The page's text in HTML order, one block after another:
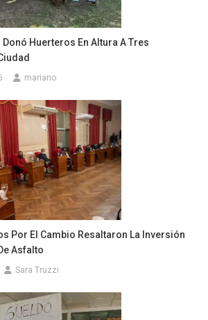
Huerteros En Altura A Tres
mariano
Por El Cambio Resaltaron La Inversión
Asfalto
Sara Truzzi